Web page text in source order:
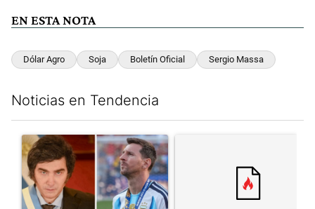
EN ESTA NOTA
Dólar Agro Soja Boletín Oficial Sergio Massa
Noticias en Tendencia
Un artículo de tendencia con el título "Milei despidió a Jorge